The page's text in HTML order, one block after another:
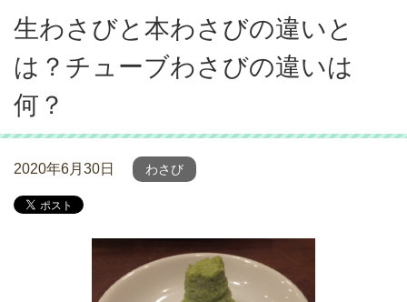
生わさびと本わさびの違いと
は？チューブわさびの違いは
何？
2020年6月30日 わさび